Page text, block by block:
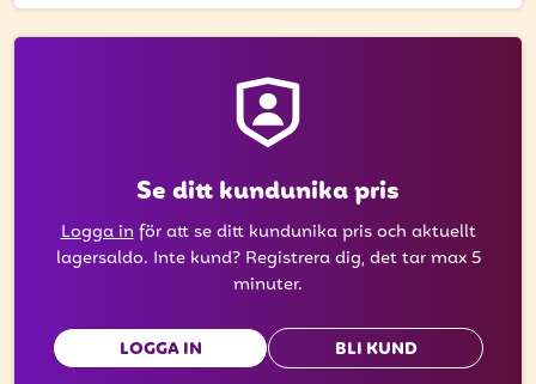
Ange din e-postadress nedan för att ta del av våra
PRENUMERERA
Se ditt kundunika pris
Logga inför att se ditt kundunika pris och aktuellt
lagersaldo. Inte kund? Registrera dig, det tar max 5
minuter.
LOGGA IN BLI KUND